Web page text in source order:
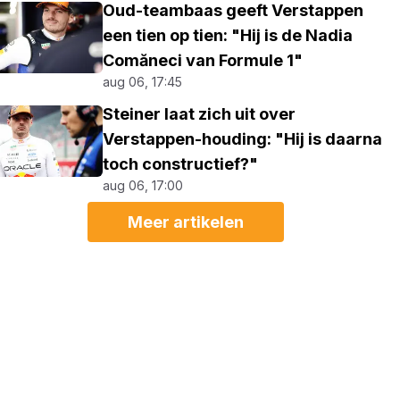
Oud-teambaas geeft Verstappen
een tien op tien: "Hij is de Nadia
Comăneci van Formule 1"
aug 06, 17:45
Steiner laat zich uit over
Verstappen-houding: "Hij is daarna
toch constructief?"
aug 06, 17:00
Meer artikelen